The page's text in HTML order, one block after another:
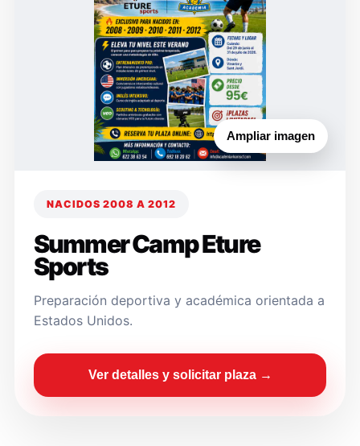
Ampliar imagen
NACIDOS 2008 A 2012
Summer Camp Eture
Sports
Preparación deportiva y académica orientada a
Estados Unidos.
Ver detalles y solicitar plaza →